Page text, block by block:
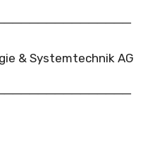
& Systemtechnik AG